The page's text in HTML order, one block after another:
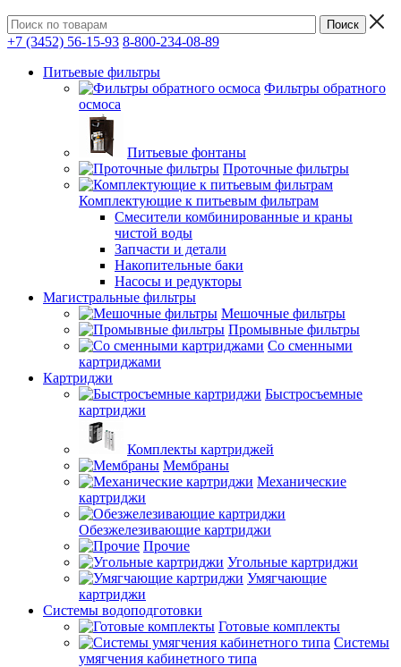
+7 (3452) 56-15-93 8-800-234-08-89
Питьевые фильтры
Фильтры обратного
осмоса
Питьевые фонтаны
Проточные фильтры
Комплектующие к питьевым фильтрам
Смесители комбинированные и краны
чистой воды
Запчасти и детали
Накопительные баки
Насосы и редукторы
Магистральные фильтры
Мешочные фильтры
Промывные фильтры
Со сменными
картриджами
Картриджи
Быстросъемные
картриджи
Комплекты картриджей
Мембраны
Механические
картриджи
Обезжелезивающие картриджи
Прочие
Угольные картриджи
Умягчающие
картриджи
Системы водоподготовки
Готовые комплекты
Системы
умягчения кабинетного типа